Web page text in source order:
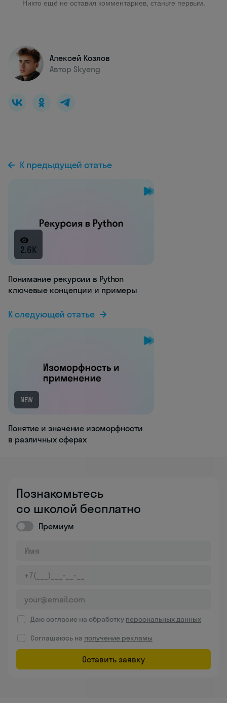
Никто ещё не оставил комментариев, станьте первым.
Алексей Козлов
Автор Skyeng
К предыдущей статье
2.6K
Понимание рекурсии в Python
ключевые концепции и примеры
К следующей статье
NEW
Понятие и значение изоморфности
в различных сферах
Познакомьтесь
со школой бесплатно
Премиум
Даю согласие на обработку персональных данных
Соглашаюсь на получение рекламы
Оставить заявку